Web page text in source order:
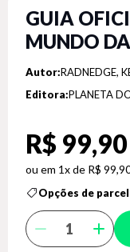
GUIA
MUNDO
Autor:RADNEDGE,
Editora:PLANETA
R$ 99,90
1x de R$
Opções de